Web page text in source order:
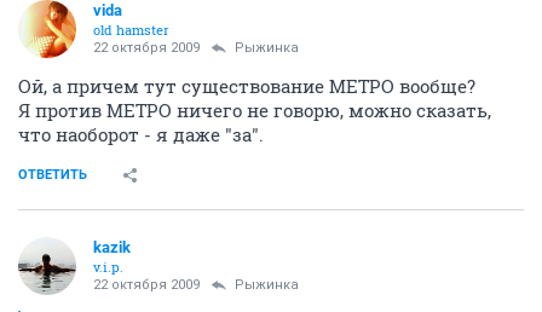
vida
old hamster
22 октября 2009 Рыжинка
Ой, а причем тут существование МЕТРО вообще?
Я против МЕТРО ничего не говорю, можно сказать,
что наоборот - я даже "за".
ОТВЕТИТЬ
kazik
v.i.p.
22 октября 2009 Рыжинка